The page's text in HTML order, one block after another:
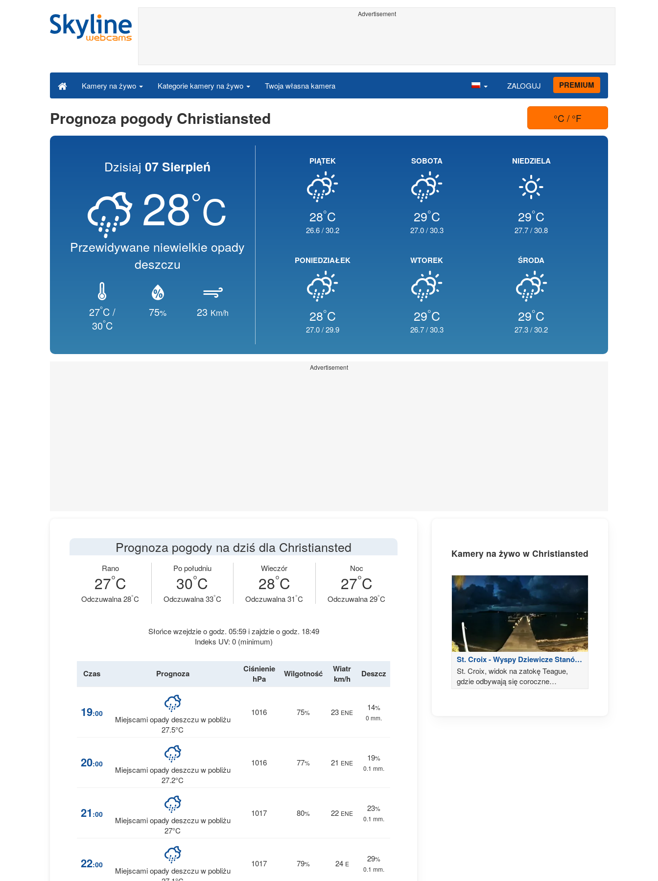
Advertisement
Kamery na żywo Kategorie kamery na żywo Twoja własna kamera ZALOGUJ PREMIUM
Prognoza pogody Christiansted °C / °F
Dzisiaj 07 Sierpień
28°C
Przewidywane niewielkie opady
deszczu
27°C /
30°C
75% 23 Km/h
PIĄTEK
28°C
26.6/30.2
SOBOTA
29°C
27.0/30.3
NIEDZIELA
29°C
27.7/30.8
PONIEDZIAŁEK
28°C
27.0/29.9
WTOREK
29°C
26.7/30.3
ŚRODA
29°C
27.3/30.2
Advertisement
Prognoza pogody na dziś dla Christiansted
Rano
27°C
Odczuwalna 28°C
Po południu
30°C
Odczuwalna 33°C
Wieczór
28°C
Odczuwalna 31°C
Noc
27°C
Odczuwalna 29°C
Słońce wzejdzie o godz. 05:59 i zajdzie o godz. 18:49
Indeks UV: 0 (minimum)
Czas Prognoza
Ciśnienie
hPa
Wilgotność
Wiatr
km/h
Deszcz
19:00
Miejscami opady deszczu w pobliżu
27.5°C
1016 75% 23 ENE
14%
0 mm.
20:00
Miejscami opady deszczu w pobliżu
27.2°C
1016 77% 21 ENE
19%
0.1 mm.
21 :00
Miejscami opady deszczu w pobliżu
27°C
1017 80% 22 ENE
23%
0.1 mm.
22:00
Miejscami opady deszczu w pobliżu
1017 79% 24 E
29%
0.1 mm.
Kamery na żywo w Christiansted
St. Croix - Wyspy Dziewicze Stanów
Zjednoczonych
St. Croix, widok na zatokę Teague,
gdzie odbywają się coroczne
międzynarodowe regaty St. Croix